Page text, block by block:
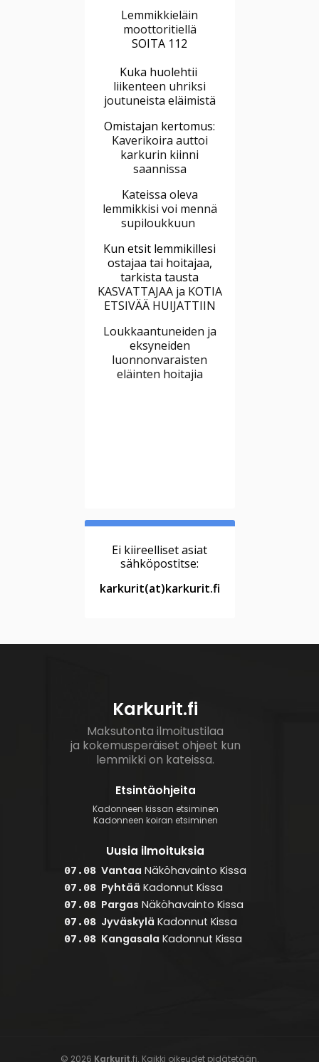
Lemmikkieläin
moottoritiellä
SOITA 112
Kuka huolehtii
liikenteen uhriksi
joutuneista eläimistä
Omistajan kertomus:
Kaverikoira auttoi
karkurin kiinni
saannissa
Kateissa oleva
lemmikkisi voi mennä
supiloukkuun
Kun etsit lemmikillesi
ostajaa tai hoitajaa,
tarkista tausta
KASVATTAJAA ja KOTIA
ETSIVÄÄ HUIJATTIIN
Loukkaantuneiden ja
eksyneiden
luonnonvaraisten
eläinten hoitajia
Ei kiireelliset asiat
sähköpostitse:
karkurit(at)karkurit.fi
Karkurit.fi
Maksutonta ilmoitustilaa
ja kokemusperäiset ohjeet kun
lemmikki on kateissa.
Etsintäohjeita
Kadonneen kissan etsiminen
Kadonneen koiran etsiminen
Uusia ilmoituksia
07.08 Vantaa Näköhavainto Kissa
07.08 Pyhtää Kadonnut Kissa
07.08 Pargas Näköhavainto Kissa
07.08 Jyväskylä Kadonnut Kissa
07.08 Kangasala Kadonnut Kissa
© 2026 Karkurit.fi. Kaikki oikeudet pidätetään.